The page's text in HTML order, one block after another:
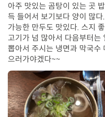
아주 맛있는 곰탕이 있는 곳
득 들어서 보기보다 양이 많
가능한 만두도 맛있다. 스지
고기가 넘 많아서 다음부터
뽑아서 주시는 냉면과 막국수
으러가야겠다~~